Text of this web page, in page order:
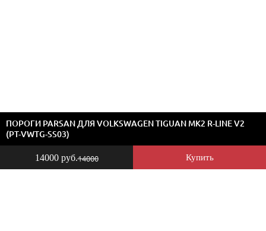
14000 руб.14000 Купить
ПОРОГИ PARSAN ДЛЯ VOLKSWAGEN TIGUAN MK2 R-LINE V2
(PT-VWTG-SS03)